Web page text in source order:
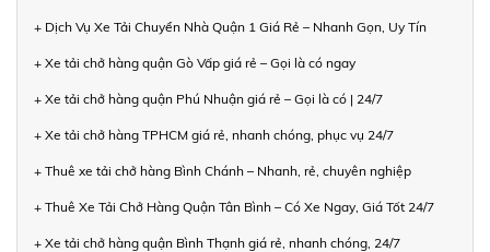
+ Dịch Vụ Xe Tải Chuyển Nhà Quận 1 Giá Rẻ – Nhanh Gọn, Uy Tín
+ Xe tải chở hàng quận Gò Vấp giá rẻ – Gọi là có ngay
+ Xe tải chở hàng quận Phú Nhuận giá rẻ – Gọi là có | 24/7
+ Xe tải chở hàng TPHCM giá rẻ, nhanh chóng, phục vụ 24/7
+ Thuê xe tải chở hàng Bình Chánh – Nhanh, rẻ, chuyên nghiệp
+ Thuê Xe Tải Chở Hàng Quận Tân Bình – Có Xe Ngay, Giá Tốt 24/7
+ Xe tải chở hàng quận Bình Thạnh giá rẻ, nhanh chóng, 24/7